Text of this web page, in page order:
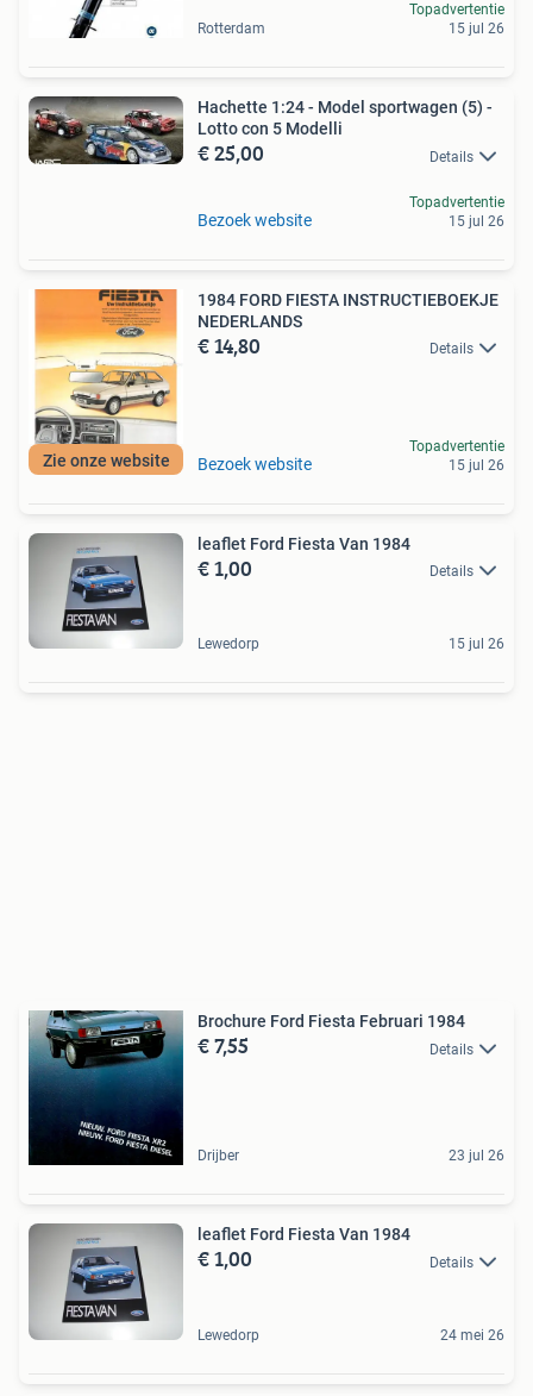
Rotterdam
Topadvertentie
15 jul 26
Hachette 1:24 - Model sportwagen (5) -
Lotto con 5 Modelli
€ 25,00 Details
Bezoek website
Topadvertentie
15 jul 26
Zie onze website
1984 FORD FIESTA INSTRUCTIEBOEKJE
NEDERLANDS
€ 14,80 Details
Bezoek website
Topadvertentie
15 jul 26
leaflet Ford Fiesta Van 1984
€ 1,00 Details
Lewedorp 15 jul 26
Brochure Ford Fiesta Februari 1984
€ 7,55 Details
Drijber 23 jul 26
leaflet Ford Fiesta Van 1984
€ 1,00 Details
Lewedorp 24 mei 26